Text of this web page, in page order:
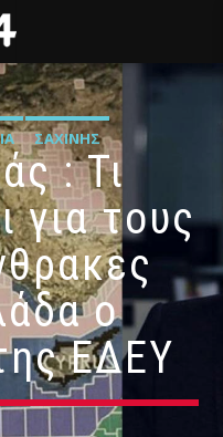
ΣΑΧΊΝΗΣ
: Τι
για τους
ο
ΕΔΕΥ